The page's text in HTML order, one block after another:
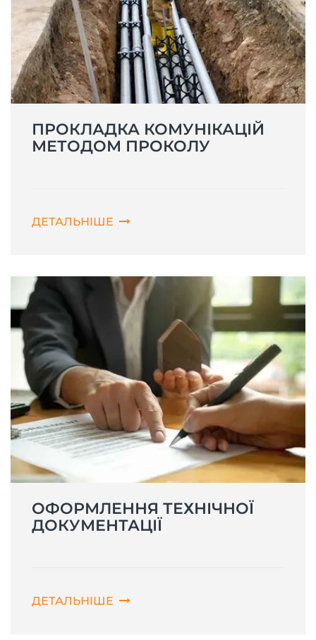
ПРОКЛАДКА КОМУНІКАЦІЙ
МЕТОДОМ ПРОКОЛУ
ДЕТАЛЬНІШЕ
ОФОРМЛЕННЯ ТЕХНІЧНОЇ
ДОКУМЕНТАЦІЇ
ДЕТАЛЬНІШЕ